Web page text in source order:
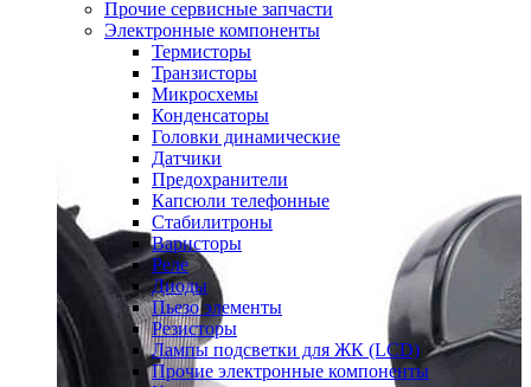
Прочие сервисные запчасти
Электронные компоненты
Термисторы
Транзисторы
Микросхемы
Конденсаторы
Головки динамические
Датчики
Предохранители
Капсюли телефонные
Стабилитроны
Варисторы
Реле
Диоды
Пьезо элементы
Резисторы
Лампы подсветки для ЖК (LCD)
Прочие электронные компоненты